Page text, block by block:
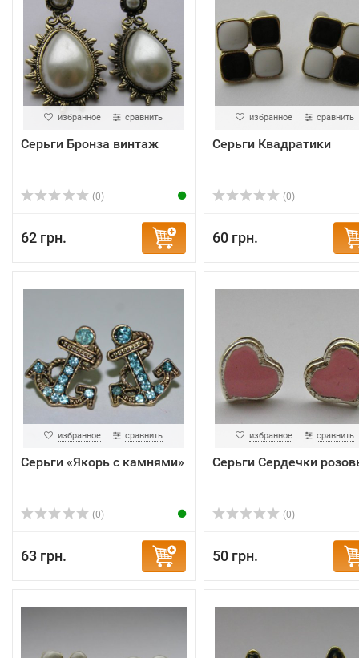
избранное сравнить
Серьги Бронза винтаж
(0)
62 грн.
избранное сравнить
Серьги Квадратики
(0)
60 грн.
избранное сравнить
Серьги «Якорь с камнями»
(0)
63 грн.
избранное сравнить
Серьги Сердечки
(0)
50 грн.